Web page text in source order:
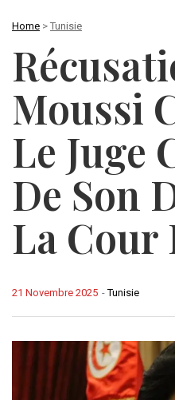
Home > Tunisie
Moussi
Le Juge
De Son
La Cour
-Tunisie
21 Novembre 2025